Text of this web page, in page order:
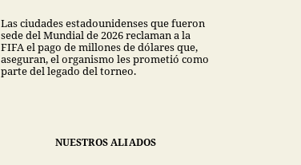
Las ciudades estadounidenses que fueron
sede del Mundial de 2026 reclaman a la
FIFA el pago de millones de dólares que,
aseguran, el organismo les prometió como
parte del legado del torneo.
NUESTROS ALIADOS